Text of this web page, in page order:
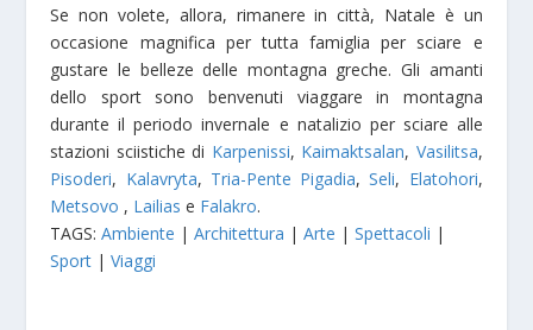
Se non volete, allora, rimanere in città, Natale è un
occasione magnifica per tutta famiglia per sciare e
gustare le belleze delle montagna greche. Gli amanti
dello sport sono benvenuti viaggare in montagna
durante il periodo invernale e natalizio per sciare alle
stazioni sciistiche di Karpenissi, Kaimaktsalan, Vasilitsa,
Pisoderi, Kalavryta, Tria-Pente Pigadia,Seli, Elatohori,
Metsovo , Lailias e Falakro.
TAGS:Ambiente |Architettura |Arte |Spettacoli |
Sport |Viaggi